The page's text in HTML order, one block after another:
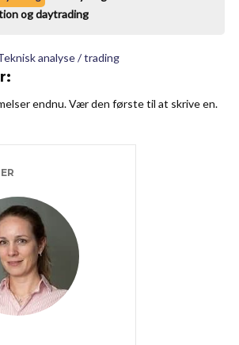
og daytrading
analyse / trading
endnu. Vær den første til at skrive en.